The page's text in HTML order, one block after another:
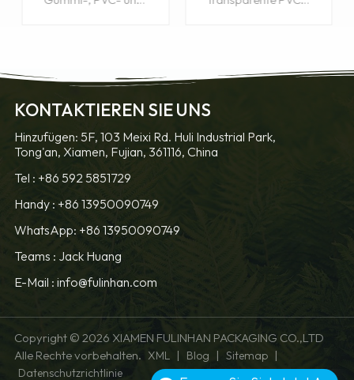
ERFAHREN SIE ERFAHREN SIE
KONTAKTIEREN SIE UNS
Hinzufügen: 5F, 103 Meixi Rd. Huli Industrial Park,
Tong'an, Xiamen, Fujian, 361116, China
Tel : +86 592 5851729
Handy : +86 13950090749
WhatsApp: +86 13950090749
Teams : Jack Huang
E-Mail : info@fulinhan.com
Copyright © 2026 XIAMEN FULINHAN PACKAGING CO.,LTD
Alle Rechte vorbehalten. XML | Blog | Sitemap |
Datenschutzrichtlinie